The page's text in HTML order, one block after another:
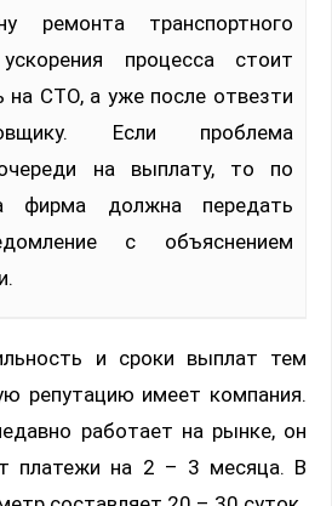
ремонта транспортного
процесса стоит
на СТО, а уже после отвезти
Если проблема
на выплату, то по
фирма должна передать
с объяснением
и сроки выплат тем
репутацию имеет компания.
работает на рынке, он
платежи на 2 – 3 месяца. В